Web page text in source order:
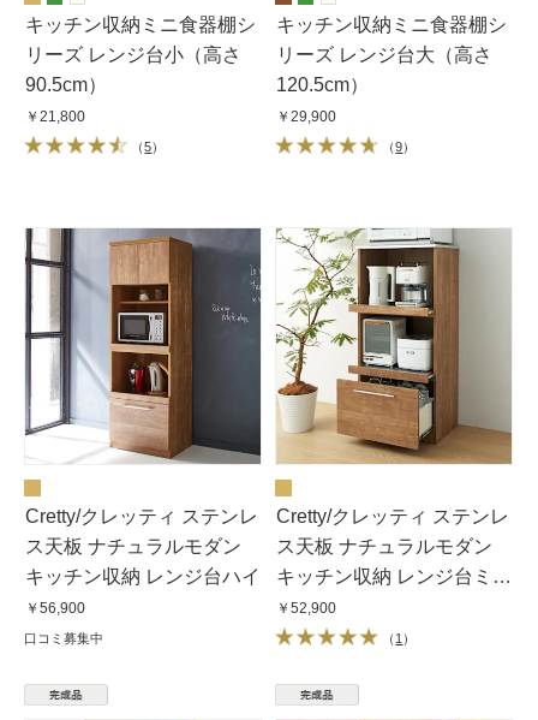
キッチン収納ミニ食器棚シ
リーズ レンジ台小（高さ
90.5cm）
￥21,800
（5）
キッチン収納ミニ食器棚シ
リーズ レンジ台大（高さ
120.5cm）
￥29,900
（9）
Cretty/クレッティ ステンレ
ス天板 ナチュラルモダン
キッチン収納 レンジ台ハイ
￥56,900
口コミ募集中
Cretty/クレッティ ステンレ
ス天板 ナチュラルモダン
キッチン収納 レンジ台ミド
ル
￥52,900
（ 1 ）